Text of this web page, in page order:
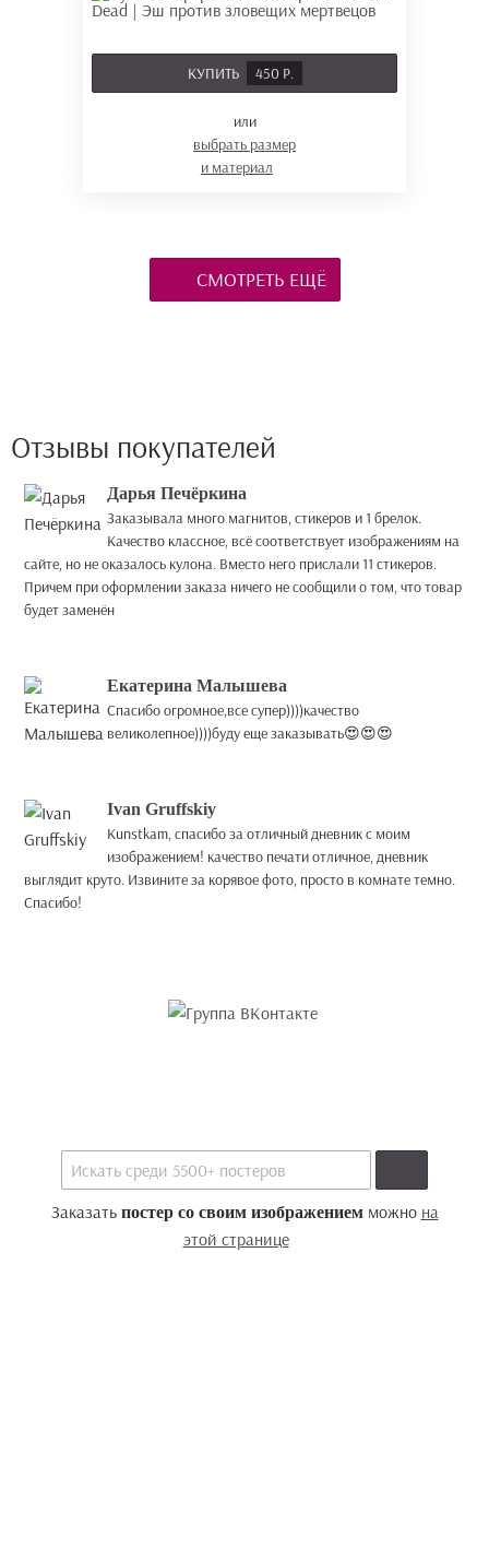
КУПИТЬ 450 Р.
или
выбрать размер
и материал
СМОТРЕТЬ ЕЩЁ
Отзывы покупателей
Дарья Печёркина
Заказывала много магнитов, стикеров и 1 брелок.
Качество классное, всё соответствует изображениям на
сайте, но не оказалось кулона. Вместо него прислали 11 стикеров.
Причем при оформлении заказа ничего не сообщили о том, что товар
будет заменён
Екатерина Малышева
Спасибо огромное,все супер))))качество
великолепное))))буду еще заказывать😍😍😍
Ivan Gruffskiy
Kunstkam, спасибо за отличный дневник с моим
изображением! качество печати отличное, дневник
выглядит круто. Извините за корявое фото, просто в комнате темно.
Спасибо!
Заказать постер со своим изображениемможно на
этой странице